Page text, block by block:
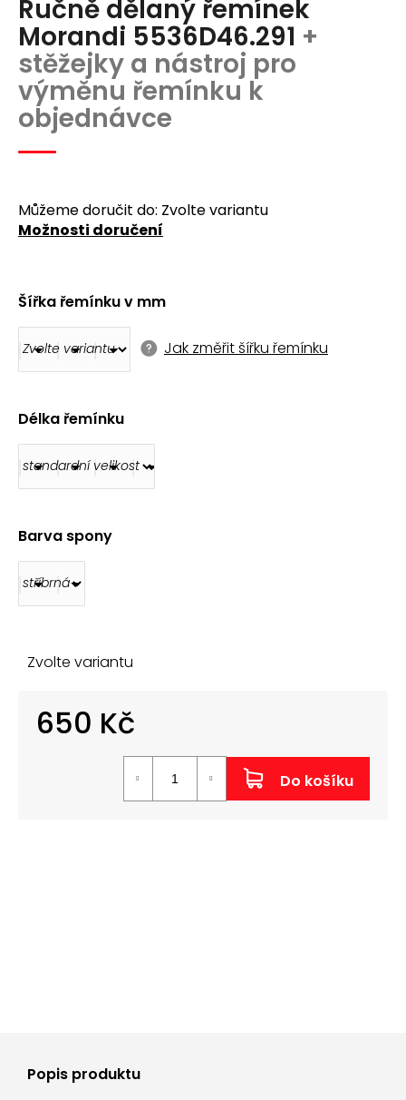
produktu
je
0,0
z
5
hvězdiček.
Ručně dělaný řemínek
Morandi 5536D46.291 +
stěžejky a nástroj pro
výměnu řemínku k
objednávce
Barva spony
Délka řemínku
Šířka řemínku v mm
Jak změřit šířku řemínku
Můžeme doručit do: Zvolte variantu
Možnosti doručení
Zvolte variantu
650 Kč
Do košíku
Popis produktu
a
j
í
t
?
Hledat
D
o
p
o
r
u
j
e
m
ŘEMÍNEK
Z
PRAVÉ
KŮŽE
Kč